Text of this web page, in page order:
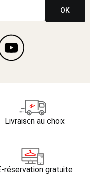
OK
Livraison au choix
réservation gratuite